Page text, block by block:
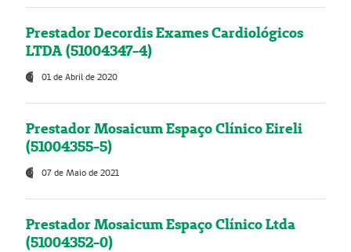
Prestador Decordis Exames Cardiológicos
LTDA (51004347-4)
01 de Abril de 2020
Prestador Mosaicum Espaço Clínico Eireli
(51004355-5)
07 de Maio de 2021
Prestador Mosaicum Espaço Clínico Ltda
(51004352-0)